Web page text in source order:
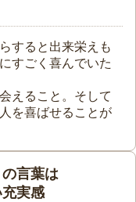
すると出来栄えも
すごく喜んでいた
えること。そして
を喜ばせることが
言葉は
実感